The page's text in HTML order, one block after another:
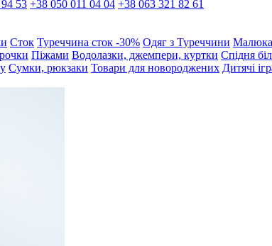
53 +38 050 011 04 04 +38 063 321 82 61
Сток Туреччина сток -30% Одяг з Туреччини
Піжами Водолазки, джемпери, куртки Спідня
Сумки, рюкзаки Товари для новороджених Дитячі